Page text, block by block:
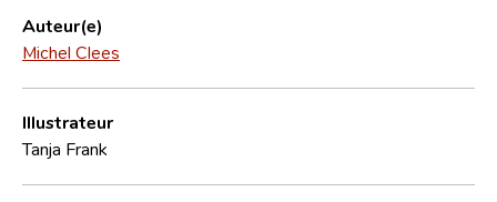
Équipe scientifique
Contact
Auteur(e)
Michel Clees
Illustrateur
Tanja Frank